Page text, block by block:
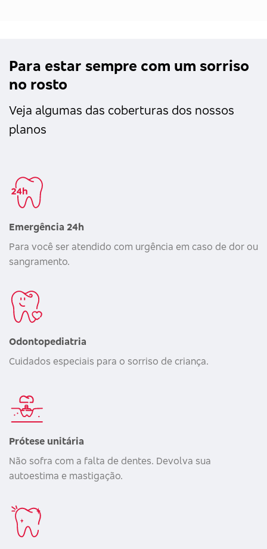
Para estar sempre com um sorriso
no rosto
Veja algumas das coberturas dos nossos
planos
Emergência 24h
Para você ser atendido com urgência em caso de dor ou
sangramento.
Odontopediatria
Cuidados especiais para o sorriso de criança.
Prótese unitária
Não sofra com a falta de dentes. Devolva sua
autoestima e mastigação.